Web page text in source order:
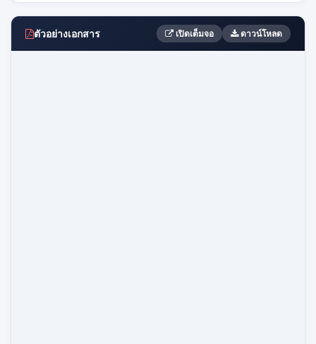
ตัวอย่างเอกสาร เปิดเต็มจอ ดาวน์โหลด